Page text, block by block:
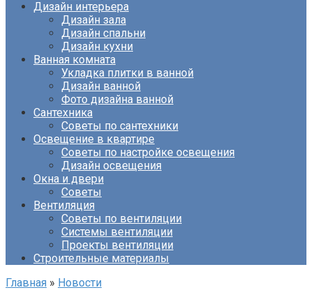
Дизайн интерьера
Дизайн зала
Дизайн спальни
Дизайн кухни
Ванная комната
Укладка плитки в ванной
Дизайн ванной
Фото дизайна ванной
Сантехника
Советы по сантехники
Освещение в квартире
Советы по настройке освещения
Дизайн освещения
Окна и двери
Советы
Вентиляция
Советы по вентиляции
Системы вентиляции
Проекты вентиляции
Строительные материалы
Главная » Новости